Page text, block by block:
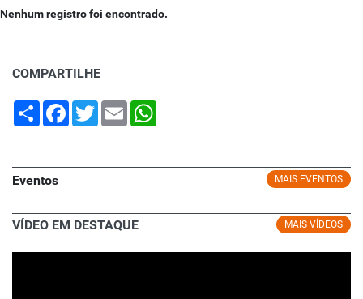
Nenhum registro foi encontrado.
COMPARTILHE
Share Facebook
TwitterEmail
MAIS EVENTOS
Eventos
MAIS VÍDEOS
VÍDEO EM DESTAQUE